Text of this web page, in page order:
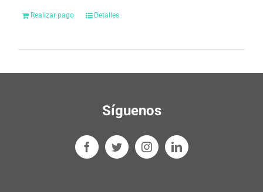
Realizar pago Detalles
Síguenos